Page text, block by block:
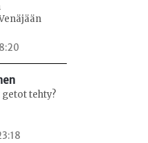
tehty?